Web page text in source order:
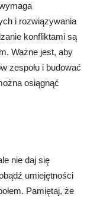
i rozwiązywania
konfliktami są
Ważne jest, aby
zespołu i budować
osiągnąć
nie daj się
umiejętności
Pamiętaj, że